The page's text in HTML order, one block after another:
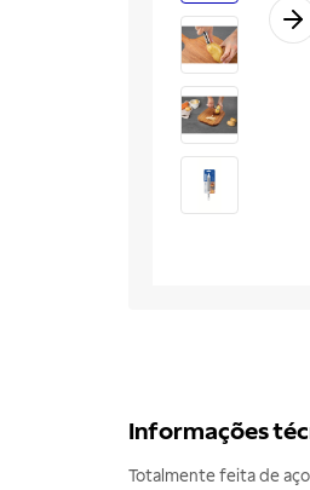
Informações
Totalmente feita de